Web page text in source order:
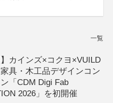
一覧
】カインズ×コクヨ×VUILD
具・木工品デザインコン
「CDM Digi Fab
2026」を初開催